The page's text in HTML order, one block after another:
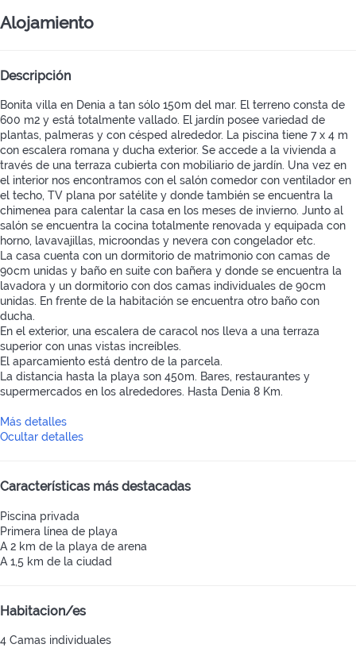
Alojamiento
Descripción
Bonita villa en Denia a tan sólo 150m del mar. El terreno consta de
600 m2 y está totalmente vallado. El jardín posee variedad de
plantas, palmeras y con césped alrededor. La piscina tiene 7 x 4 m
con escalera romana y ducha exterior. Se accede a la vivienda a
través de una terraza cubierta con mobiliario de jardín. Una vez en
el interior nos encontramos con el salón comedor con ventilador en
el techo, TV plana por satélite y donde también se encuentra la
chimenea para calentar la casa en los meses de invierno. Junto al
salón se encuentra la cocina totalmente renovada y equipada con
horno, lavavajillas, microondas y nevera con congelador etc.
La casa cuenta con un dormitorio de matrimonio con camas de
90cm unidas y baño en suite con bañera y donde se encuentra la
lavadora y un dormitorio con dos camas individuales de 90cm
unidas. En frente de la habitación se encuentra otro baño con
ducha.
En el exterior, una escalera de caracol nos lleva a una terraza
superior con unas vistas increíbles.
El aparcamiento está dentro de la parcela.
La distancia hasta la playa son 450m. Bares, restaurantes y
supermercados en los alrededores. Hasta Denia 8 Km.
Más detalles
Ocultar detalles
Características más destacadas
Piscina privada
Primera línea de playa
A 2 km de la playa de arena
A 1,5 km de la ciudad
Habitacion/es
4 Camas individuales